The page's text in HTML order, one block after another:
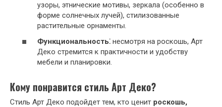
узоры, этнические мотивы, зеркала (особенно в
форме солнечных лучей), стилизованные
растительные орнаменты.
Функциональность⁚ несмотря на роскошь, Арт
Деко стремится к практичности и удобству
мебели и планировки.
Кому понравится стиль Арт Деко?
Стиль Арт Деко подойдет тем, кто ценит роскошь,